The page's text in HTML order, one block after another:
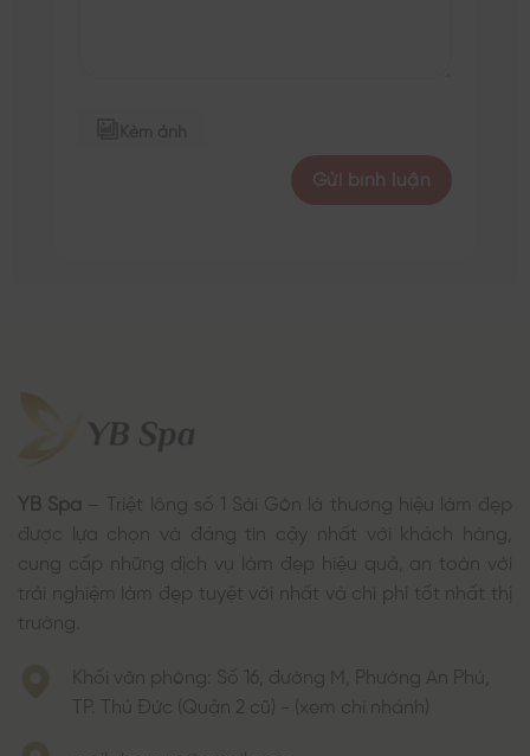
YB Spa – Triệt lông số 1 Sài Gòn là thương hiệu làm đẹp
được lựa chọn và đáng tin cậy nhất với khách hàng,
cung cấp những dịch vụ làm đẹp hiệu quả, an toàn với
trải nghiệm làm đẹp tuyệt vời nhất và chi phí tốt nhất thị
trường.
Khối văn phòng: Số 16, đường M, Phường An Phú,
TP. Thủ Đức (Quận 2 cũ) - (xem chi nhánh)